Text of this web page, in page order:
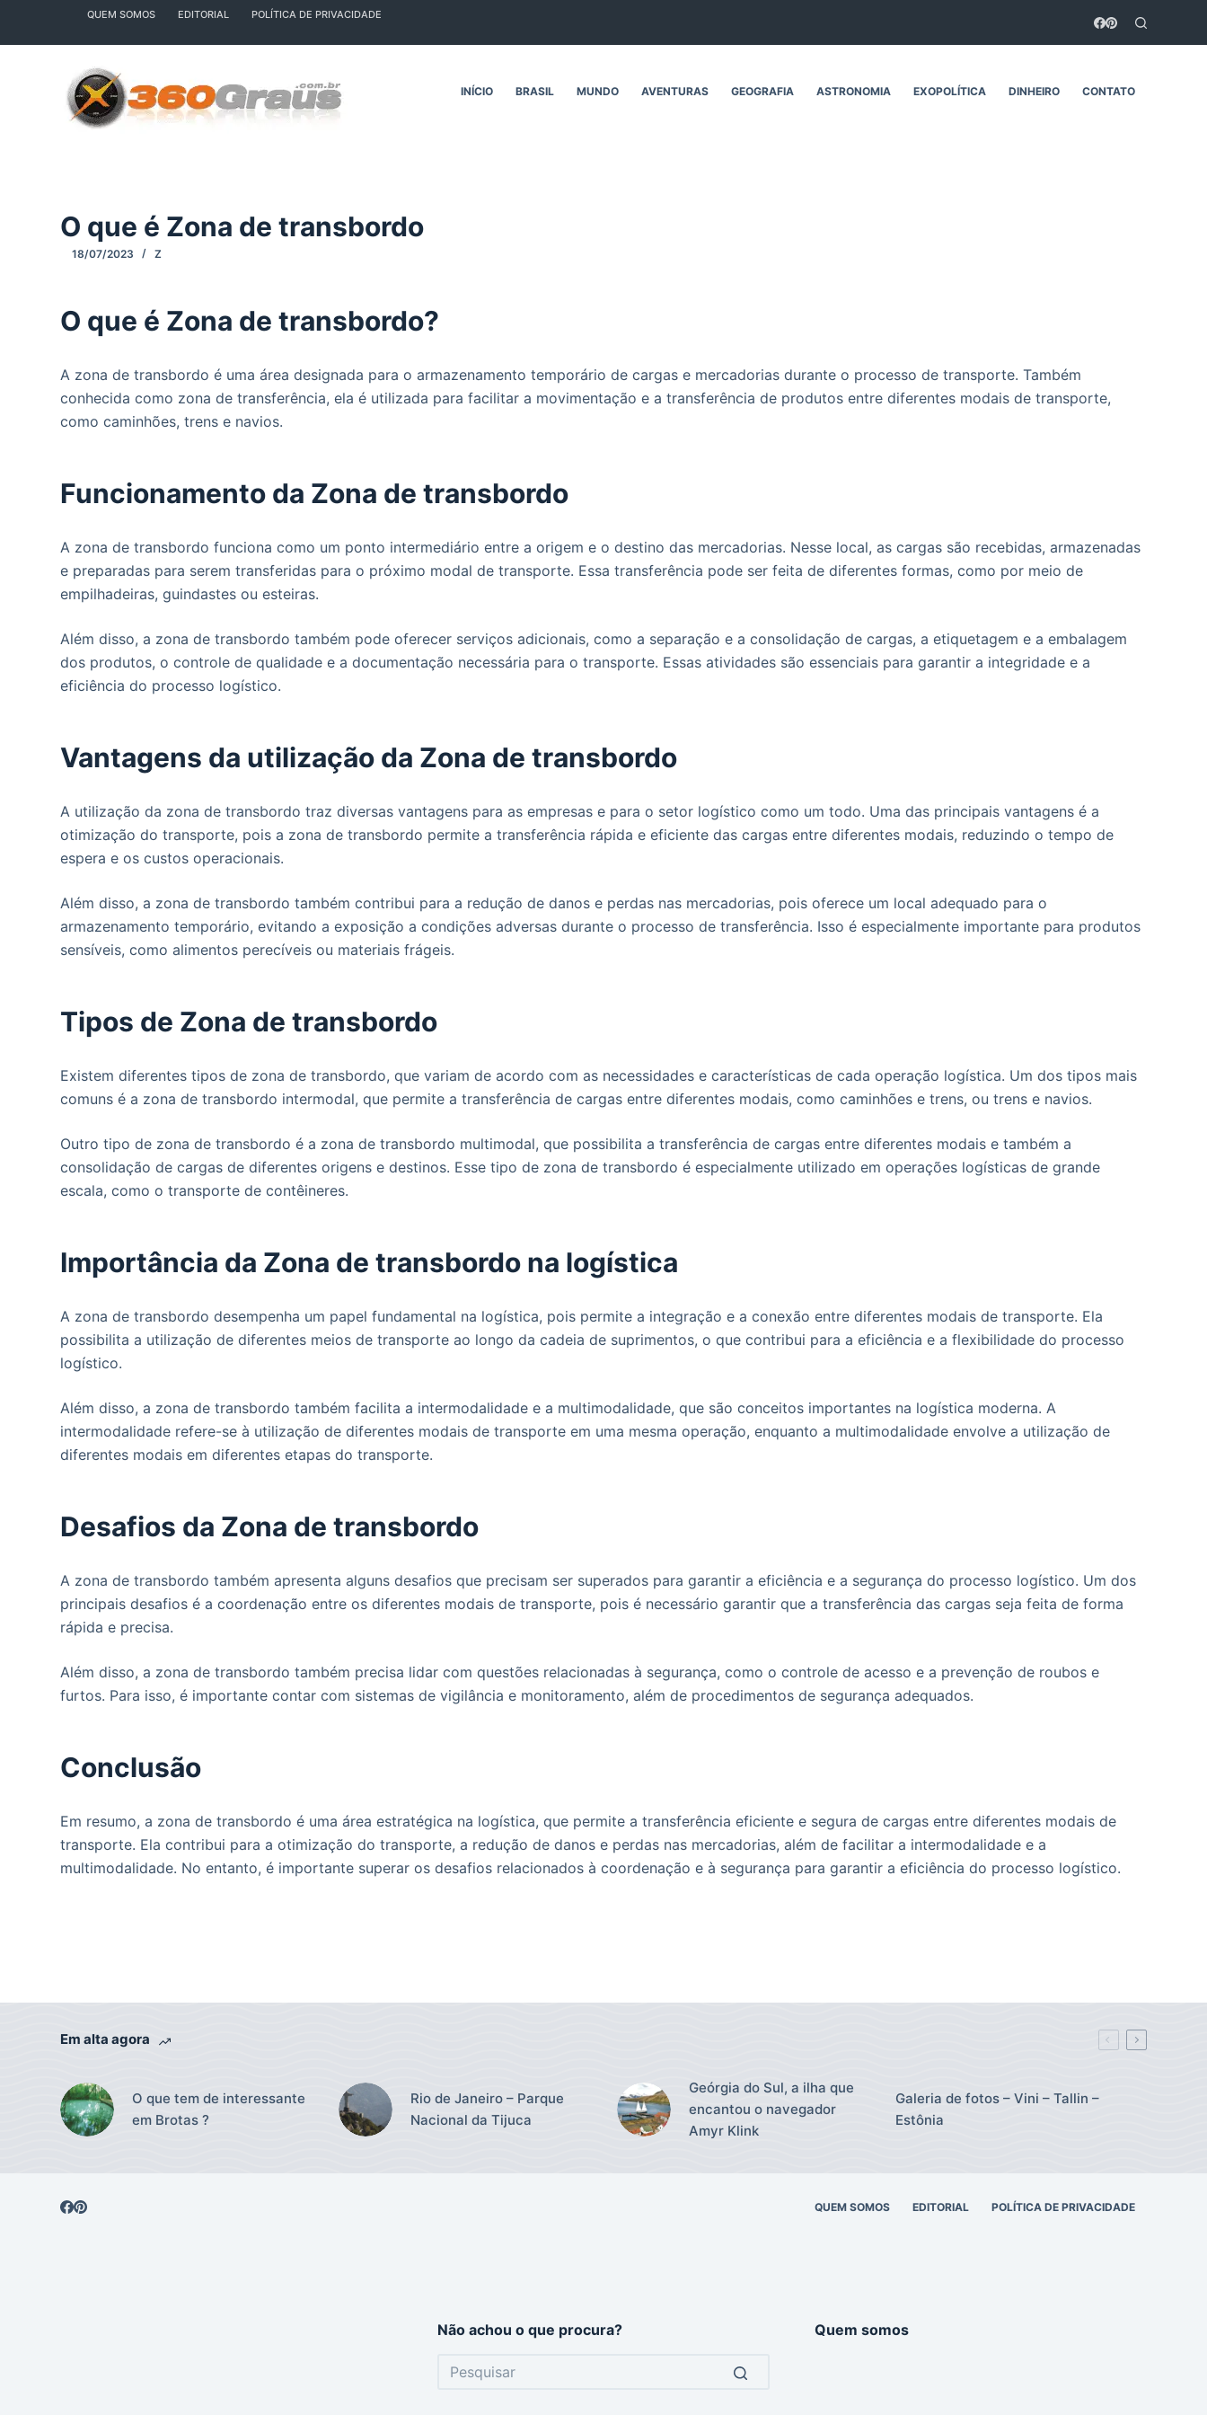
u
QUEM SOMOS EDITORIAL POLÍTICA DE PRIVACIDADE
INÍCIO BRASIL MUNDO AVENTURAS GEOGRAFIA ASTRONOMIA EXOPOLÍTICA DINHEIRO CONTATO
O que é Zona de transbordo
18/07/2023 Z
O que é Zona de transbordo?
A zona de transbordo é uma área designada para o armazenamento temporário de cargas e mercadorias durante o processo de transporte. Também
conhecida como zona de transferência, ela é utilizada para facilitar a movimentação e a transferência de produtos entre diferentes modais de transporte,
como caminhões, trens e navios.
Funcionamento da Zona de transbordo
A zona de transbordo funciona como um ponto intermediário entre a origem e o destino das mercadorias. Nesse local, as cargas são recebidas, armazenadas
e preparadas para serem transferidas para o próximo modal de transporte. Essa transferência pode ser feita de diferentes formas, como por meio de
empilhadeiras, guindastes ou esteiras.
Além disso, a zona de transbordo também pode oferecer serviços adicionais, como a separação e a consolidação de cargas, a etiquetagem e a embalagem
dos produtos, o controle de qualidade e a documentação necessária para o transporte. Essas atividades são essenciais para garantir a integridade e a
eficiência do processo logístico.
Vantagens da utilização da Zona de transbordo
A utilização da zona de transbordo traz diversas vantagens para as empresas e para o setor logístico como um todo. Uma das principais vantagens é a
otimização do transporte, pois a zona de transbordo permite a transferência rápida e eficiente das cargas entre diferentes modais, reduzindo o tempo de
espera e os custos operacionais.
Além disso, a zona de transbordo também contribui para a redução de danos e perdas nas mercadorias, pois oferece um local adequado para o
armazenamento temporário, evitando a exposição a condições adversas durante o processo de transferência. Isso é especialmente importante para produtos
sensíveis, como alimentos perecíveis ou materiais frágeis.
Tipos de Zona de transbordo
Existem diferentes tipos de zona de transbordo, que variam de acordo com as necessidades e características de cada operação logística. Um dos tipos mais
comuns é a zona de transbordo intermodal, que permite a transferência de cargas entre diferentes modais, como caminhões e trens, ou trens e navios.
Outro tipo de zona de transbordo é a zona de transbordo multimodal, que possibilita a transferência de cargas entre diferentes modais e também a
consolidação de cargas de diferentes origens e destinos. Esse tipo de zona de transbordo é especialmente utilizado em operações logísticas de grande
escala, como o transporte de contêineres.
Importância da Zona de transbordo na logística
A zona de transbordo desempenha um papel fundamental na logística, pois permite a integração e a conexão entre diferentes modais de transporte. Ela
possibilita a utilização de diferentes meios de transporte ao longo da cadeia de suprimentos, o que contribui para a eficiência e a flexibilidade do processo
logístico.
Além disso, a zona de transbordo também facilita a intermodalidade e a multimodalidade, que são conceitos importantes na logística moderna. A
intermodalidade refere-se à utilização de diferentes modais de transporte em uma mesma operação, enquanto a multimodalidade envolve a utilização de
diferentes modais em diferentes etapas do transporte.
Desafios da Zona de transbordo
A zona de transbordo também apresenta alguns desafios que precisam ser superados para garantir a eficiência e a segurança do processo logístico. Um dos
principais desafios é a coordenação entre os diferentes modais de transporte, pois é necessário garantir que a transferência das cargas seja feita de forma
rápida e precisa.
Além disso, a zona de transbordo também precisa lidar com questões relacionadas à segurança, como o controle de acesso e a prevenção de roubos e
furtos. Para isso, é importante contar com sistemas de vigilância e monitoramento, além de procedimentos de segurança adequados.
Conclusão
Em resumo, a zona de transbordo é uma área estratégica na logística, que permite a transferência eficiente e segura de cargas entre diferentes modais de
transporte. Ela contribui para a otimização do transporte, a redução de danos e perdas nas mercadorias, além de facilitar a intermodalidade e a
multimodalidade. No entanto, é importante superar os desafios relacionados à coordenação e à segurança para garantir a eficiência do processo logístico.
Em alta agora
O que tem de interessante
em Brotas ?
Rio de Janeiro – Parque
Nacional da Tijuca
Geórgia do Sul, a ilha que
encantou o navegador
Amyr Klink
Galeria de fotos – Vini – Tallin –
Estônia
QUEM SOMOS EDITORIAL POLÍTICA DE PRIVACIDADE
Não achou o que procura? Quem somos